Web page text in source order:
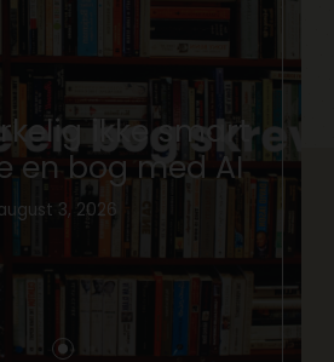
ikke smart
en bog med AI
3, 2026